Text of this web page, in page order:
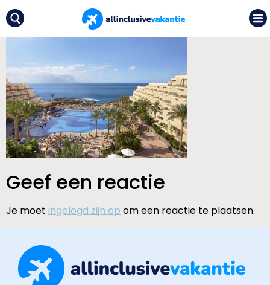
Geef een reactie
Je moet ingelogd zijn op om een reactie te plaatsen.